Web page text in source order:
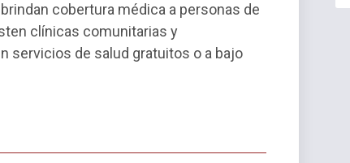
cobertura médica a personas de
clínicas comunitarias y
servicios de salud gratuitos o a bajo